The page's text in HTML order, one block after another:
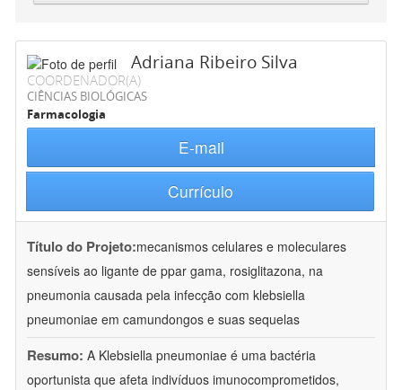
Adriana Ribeiro Silva
COORDENADOR(A)
CIÊNCIAS BIOLÓGICAS
Farmacologia
E-mail
Currículo
Título do Projeto:mecanismos celulares e moleculares
sensíveis ao ligante de ppar gama, rosiglitazona, na
pneumonia causada pela infecção com klebsiella
pneumoniae em camundongos e suas sequelas
Resumo: A Klebsiella pneumoniae é uma bactéria
oportunista que afeta indivíduos imunocomprometidos,